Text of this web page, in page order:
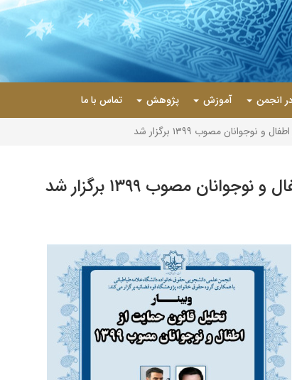
انجمن آموزش پژوهش تماس با ما
مصوب ۱۳۹۹ برگزار شد
مصوب ۱۳۹۹ برگزار شد